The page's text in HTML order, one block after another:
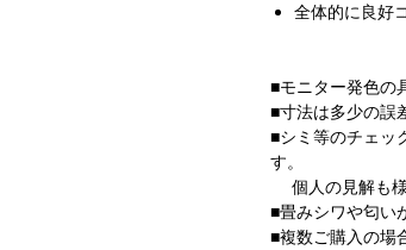
全体的に良好
■モニター発色の
■寸法は多少の誤
■シミ等のチェッ
す。
個人の見解も様
■畳みシワや匂い
■複数ご購入の場